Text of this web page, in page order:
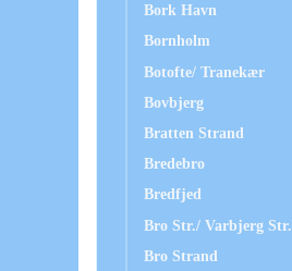
Bork Havn
Bornholm
Botofte/ Tranekær
Bovbjerg
Bratten Strand
Bredebro
Bredfjed
Bro Str./ Varbjerg Str.
Bro Strand